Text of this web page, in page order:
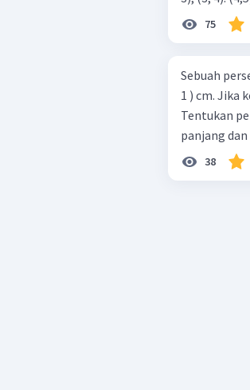
r =
75
Sebuah
1 ) cm. Jika
Tentukan
panjang
38